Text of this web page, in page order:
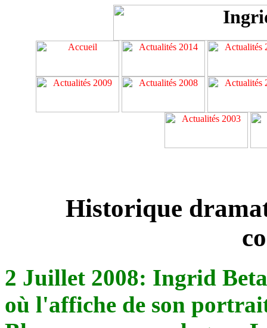
Historique
2 Juillet 2008: Ingrid
où l'affiche de son